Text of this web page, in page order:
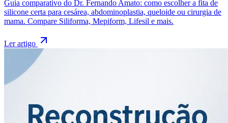
Guia comparativo do Dr. Fernando Amato: como escolher a fita de
silicone certa para cesárea, abdominoplastia, queloide ou cirurgia de
mama. Compare Siliforma, Mepiform, Lifesil e mais.
Ler artigo